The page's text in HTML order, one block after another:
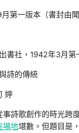
第一版本（書封由
書社，1942年3月第
詩的傳統
婷
詩歌創作的時光跨
場地堪數。但題目是